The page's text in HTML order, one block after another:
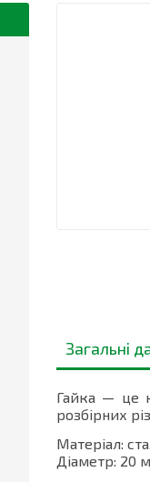
Загальні
Гайка — це
розбірних
Матеріал:
Діаметр: 20